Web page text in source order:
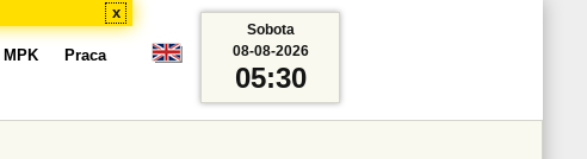
x
MPK Praca
Sobota
08-08-2026
05:30